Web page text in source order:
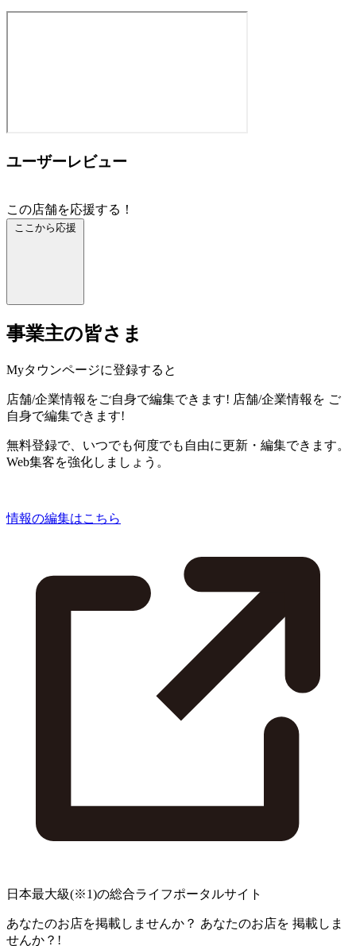
ユーザーレビュー
この店舗を応援する！
ここから応援
事業主の皆さま
Myタウンページに登録すると
店舗/企業情報をご自身で編集できます! 店舗/企業情報を ご
自身で編集できます!
無料登録で、いつでも何度でも自由に更新・編集できます。
Web集客を強化しましょう。
情報の編集はこちら
日本最大級(※1)の総合ライフポータルサイト
あなたのお店を掲載しませんか？ あなたのお店を 掲載しま
せんか？!